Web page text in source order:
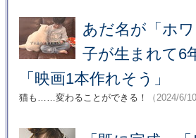
あだ名が「ホ
子が生まれて
「映画1本作れそう」
猫も……変わることができる！ （2024/6/10